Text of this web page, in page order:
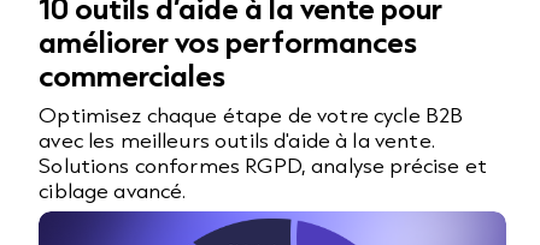
10 outils d’aide à la vente pour
améliorer vos performances
commerciales
Optimisez chaque étape de votre cycle B2B
avec les meilleurs outils d'aide à la vente.
Solutions conformes RGPD, analyse précise et
ciblage avancé.